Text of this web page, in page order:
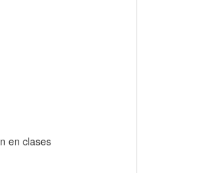
en clases